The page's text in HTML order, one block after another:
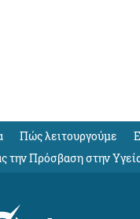
Πώς λειτουργούμε
την Πρόσβαση στην